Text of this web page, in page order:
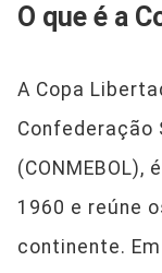
O que é a
A Copa
Confederação
1960 e reúne
continente.